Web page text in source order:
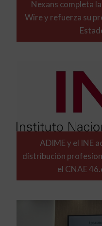
Nexans completa
Wire y refuerza su
ADIME y el INE
distribución
el CNAE